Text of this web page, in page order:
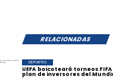
RELACIONADAS
UEFA boicoteará torneos
plan de inversores del
DEPORTES